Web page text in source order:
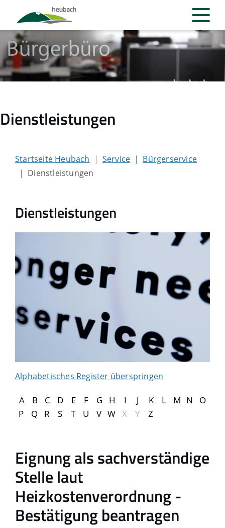
Dienstleistungen
Startseite Heubach Service
Bürgerservice
Dienstleistungen
Dienstleistungen
Alphabetisches Register überspringen
A B C D E F G H I J K L M N
O
P
Q R S T U V W X Y Z
Eignung als sachverständige
Stelle laut
Heizkostenverordnung -
Bestätigung beantragen